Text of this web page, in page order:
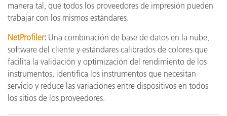
manera tal, que todos los proveedores de impresión pueden
trabajar con los mismos estándares.
NetProfiler: Una combinación de base de datos en la nube,
software del cliente y estándares calibrados de colores que
facilita la validación y optimización del rendimiento de los
instrumentos, identifica los instrumentos que necesitan
servicio y reduce las variaciones entre dispositivos en todos
los sitios de los proveedores.